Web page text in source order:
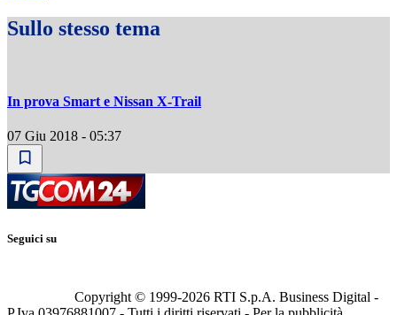
Sullo stesso tema
In prova Smart e Nissan X-Trail
07 Giu 2018 - 05:37
Seguici su
Copyright © 1999-2026 RTI S.p.A. Business Digital -